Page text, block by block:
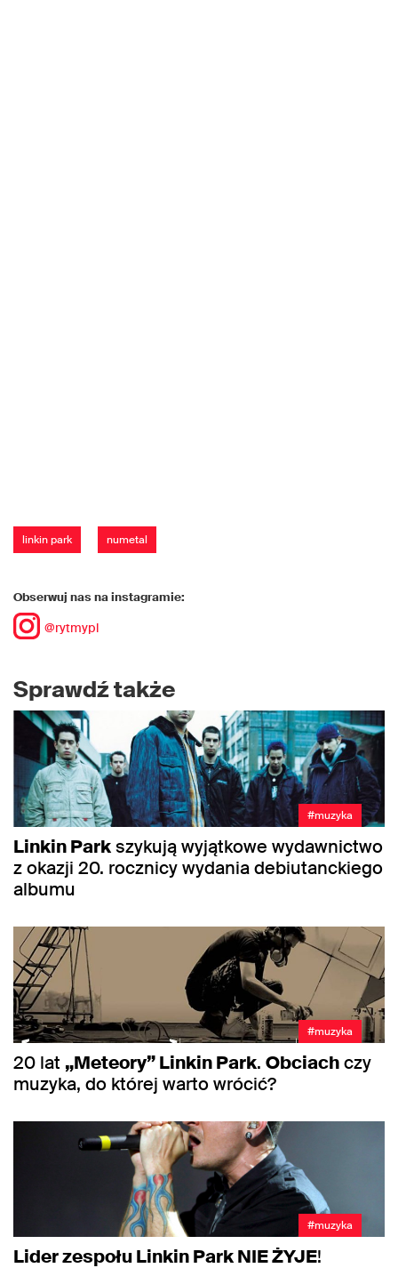
linkin park numetal
Obserwuj nas na instagramie:
@rytmypl
Sprawdź także
#muzyka
Linkin Parkszykują wyjątkowe wydawnictwo
z okazji 20. rocznicy wydania debiutanckiego
albumu
#muzyka
20 lat „Meteory” Linkin Park. Obciachczy
muzyka, do której warto wrócić?
#muzyka
Lider zespołu Linkin Park NIE ŻYJE!